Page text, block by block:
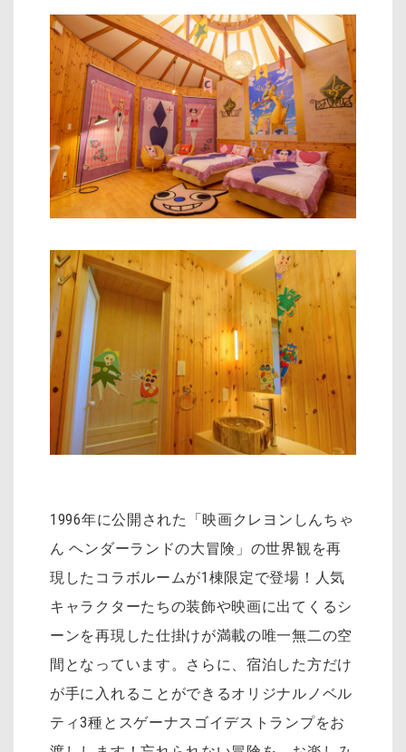
1996年に公開された「映画クレヨンしんちゃ
ん ヘンダーランドの大冒険」の世界観を再
現したコラボルームが1棟限定で登場！人気
キャラクターたちの装飾や映画に出てくるシ
ーンを再現した仕掛けが満載の唯一無二の空
間となっています。さらに、宿泊した方だけ
が手に入れることができるオリジナルノベル
ティ3種とスゲーナスゴイデストランプをお